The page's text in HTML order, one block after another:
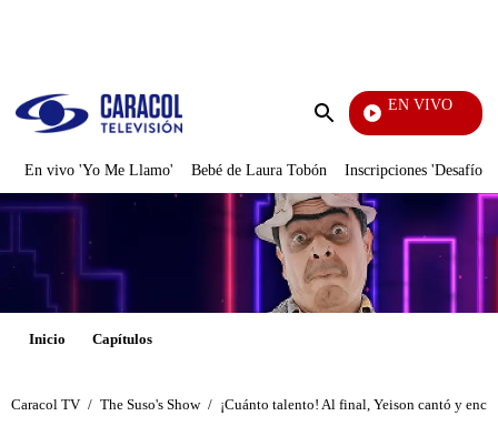
Enviar
EN VIVO
Televentas
En vivo 'Yo Me Llamo' Bebé de Laura Tobón Inscripciones 'Desafío'
Inicio Capítulos
Caracol TV / The Suso's Show / ¡Cuánto talento! Al final, Yeison cantó y